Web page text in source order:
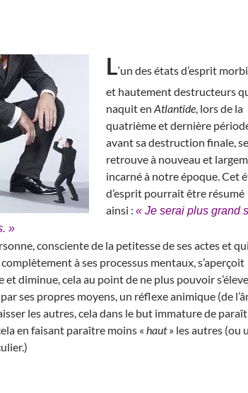
L‘un des états d’esprit
et hautement destructeurs
naquit en Atlantide, lors de la
quatrième et dernière
avant sa destruction finale, se
retrouve à nouveau et
incarné à notre époque. Cet
d’esprit pourrait être résumé
ainsi : « Je serai plus grand
»
consciente de la petitesse de ses actes et qui
à ses processus mentaux, s’aperçoit
et diminue, cela au point de ne plus pouvoir
ses propres moyens, un réflexe animique (de
les autres, cela dans le but immature de
en faisant paraître moins « haut» les autres (ou